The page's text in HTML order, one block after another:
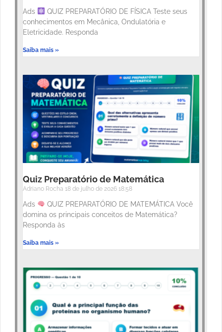
Ads
QUIZ PREPARATÓRIO DE FÍSICA Teste seus
conhecimentos em Mecânica, Ondulatória e
Eletricidade. Responda
Saiba mais »
Quiz Preparatório de Matemática
Adriano Rocha 18 de julho de 2026 18:58
Ads
QUIZ PREPARATÓRIO DE MATEMÁTICA Você
domina os principais conceitos de Matemática?
Responda às
Saiba mais »